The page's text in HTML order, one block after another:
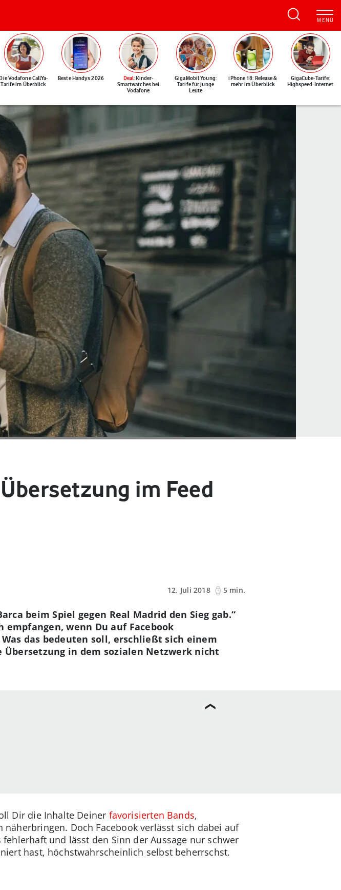
Vodafone CallYa-
Tarife im Überblick
Beste Handys 2026 Deal: Kinder-
Smartwatches bei
Vodafone
GigaMobil Young:
Tarife für junge
Leute
iPhone 18: Release &
mehr im Überblick
GigaCube-Tarife:
Highspeed-Internet
im Feed
12. Juli 2018
5 min.
beim Spiel gegen Real Madrid den Sieg gab.“
wenn Du auf Facebook
das bedeuten soll, erschließt sich einem
in dem sozialen Netzwerk nicht
Dir die Inhalte Deiner favorisierten Bands,
Doch Facebook verlässt sich dabei auf
und lässt den Sinn der Aussage nur schwer
hast, höchstwahrscheinlich selbst beherrschst.